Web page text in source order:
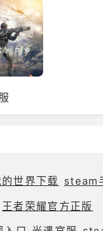
的世界下载 steam
王者荣耀官方正版